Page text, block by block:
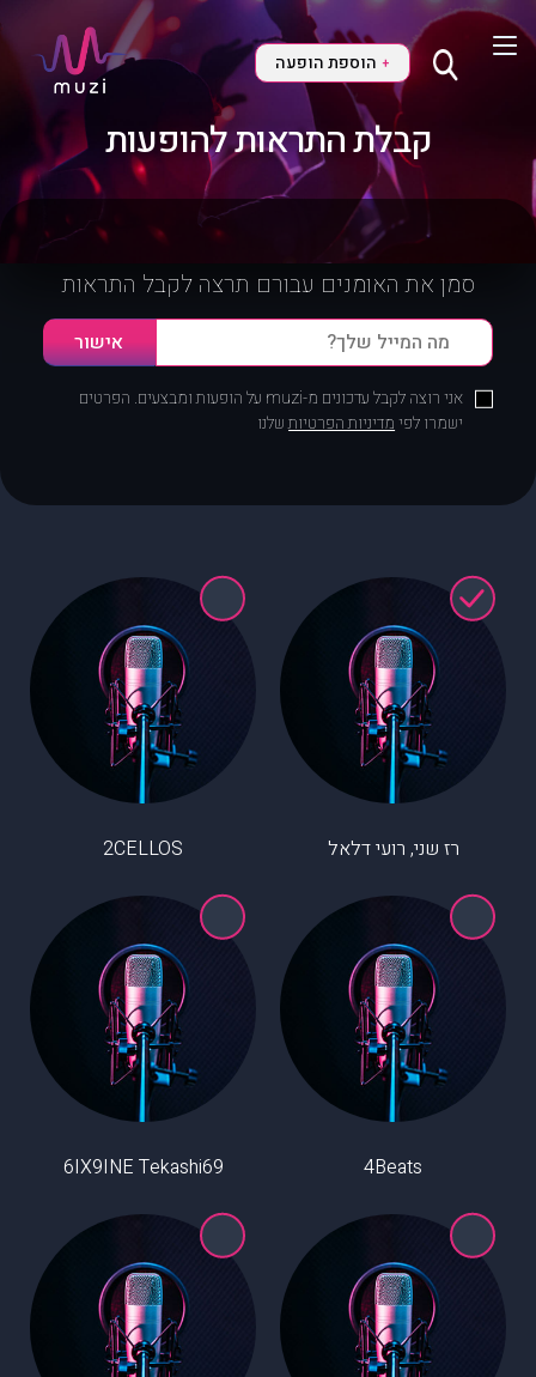
+ הוספת הופעה
קבלת התראות להופעות
סמן את האומנים עבורם תרצה לקבל התראות
אני רוצה לקבל עדכונים מ-muzi על הופעות ומבצעים. הפרטים
ישמרו לפימדיניות הפרטיותשלנו
רז שני, רועי דלאל 2CELLOS
4Beats
6IX9INE Tekashi69